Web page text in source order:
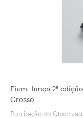
Fiemt lança 2ª
Grosso
Publicação do